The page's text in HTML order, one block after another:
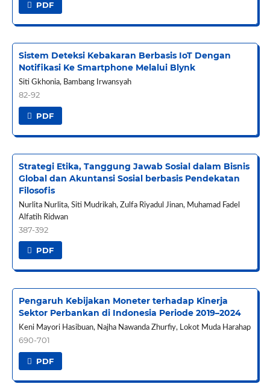
PDF
Sistem Deteksi Kebakaran Berbasis IoT Dengan
Notifikasi Ke Smartphone Melalui Blynk
Siti Gkhonia, Bambang Irwansyah
82-92
PDF
Strategi Etika, Tanggung Jawab Sosial dalam Bisnis
Global dan Akuntansi Sosial berbasis Pendekatan
Filosofis
Nurlita Nurlita, Siti Mudrikah, Zulfa Riyadul Jinan, Muhamad Fadel
Alfatih Ridwan
387-392
PDF
Pengaruh Kebijakan Moneter terhadap Kinerja
Sektor Perbankan di Indonesia Periode 2019–2024
Keni Mayori Hasibuan, Najha Nawanda Zhurfiy, Lokot Muda Harahap
690-701
PDF